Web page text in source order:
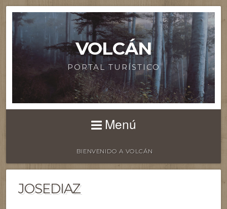
VOLCÁN
PORTAL TURÍSTICO
Menú
BIENVENIDO A VOLCÁN
JOSEDIAZ